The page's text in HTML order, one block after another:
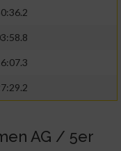
AG / 5er